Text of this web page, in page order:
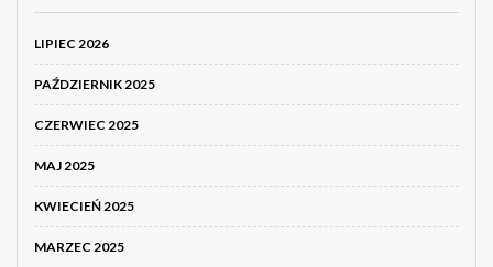
LIPIEC 2026
PAŹDZIERNIK 2025
CZERWIEC 2025
MAJ 2025
KWIECIEŃ 2025
MARZEC 2025